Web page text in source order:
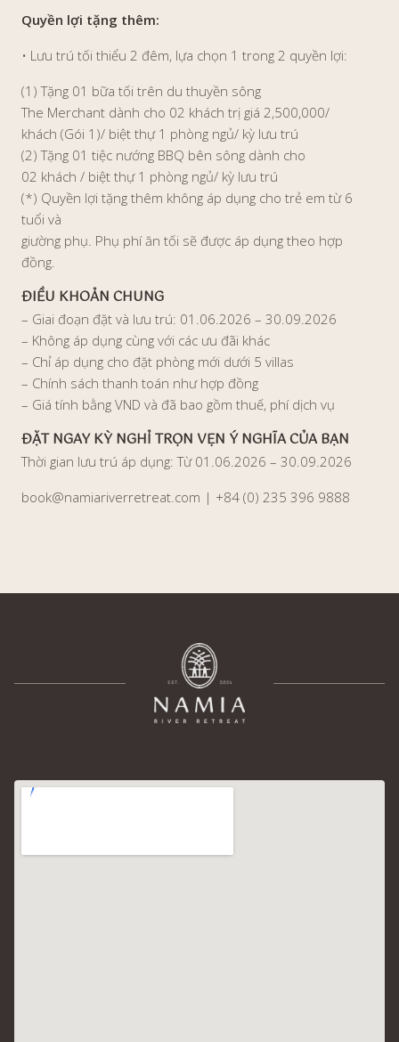
Quyền lợi tặng thêm:
• Lưu trú tối thiểu 2 đêm, lựa chọn 1 trong 2 quyền lợi:
(1) Tặng 01 bữa tối trên du thuyền sông
The Merchant dành cho 02 khách trị giá 2,500,000/
khách (Gói 1)/ biệt thự 1 phòng ngủ/ kỳ lưu trú
(2) Tặng 01 tiệc nướng BBQ bên sông dành cho
02 khách / biệt thự 1 phòng ngủ/ kỳ lưu trú
(*) Quyền lợi tặng thêm không áp dụng cho trẻ em từ 6
tuổi và
giường phụ. Phụ phí ăn tối sẽ được áp dụng theo hợp
đồng.
ĐIỀU KHOẢN CHUNG
– Giai đoạn đặt và lưu trú: 01.06.2026 – 30.09.2026
– Không áp dụng cùng với các ưu đãi khác
– Chỉ áp dụng cho đặt phòng mới dưới 5 villas
– Chính sách thanh toán như hợp đồng
– Giá tính bằng VND và đã bao gồm thuế, phí dịch vụ
ĐẶT NGAY KỲ NGHỈ TRỌN VẸN Ý NGHĨA CỦA BẠN
Thời gian lưu trú áp dụng: Từ 01.06.2026 – 30.09.2026
book@namiariverretreat.com | +84 (0) 235 396 9888